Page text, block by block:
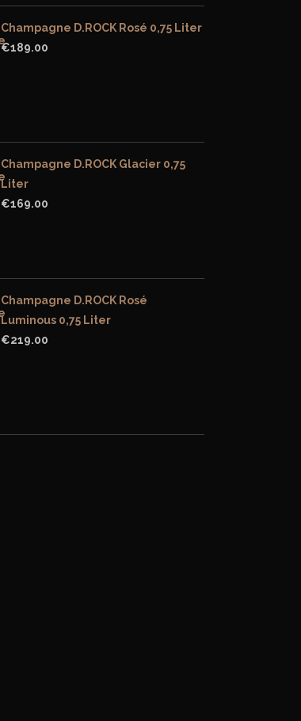
€597.00.
€499.00.
Champagne D.ROCK Rosé 0,75 Liter
€189.00
Champagne D.ROCK Glacier 0,75
Liter
€169.00
Champagne D.ROCK Rosé
Luminous 0,75 Liter
€219.00